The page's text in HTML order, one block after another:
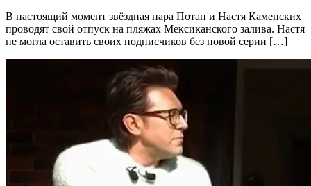
В настоящий момент звёздная пара Потап и Настя Каменских
проводят свой отпуск на пляжах Мексиканского залива. Настя
не могла оставить своих подписчиков без новой серии […]